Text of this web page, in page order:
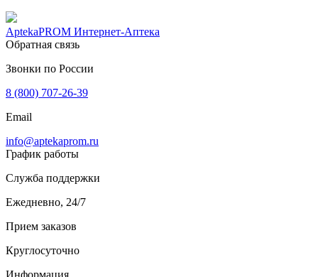
AptekaPROM Интернет-Аптека
Обратная связь
Звонки по России
8 (800) 707-26-39
Email
info@aptekaprom.ru
График работы
Служба поддержки
Ежедневно, 24/7
Прием заказов
Круглосуточно
Информация